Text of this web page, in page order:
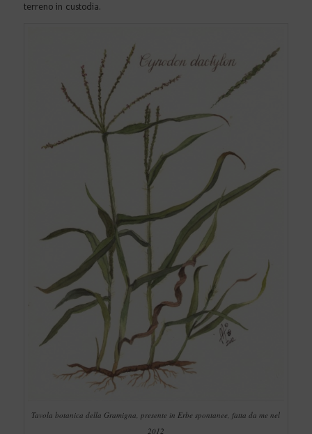
terreno in custodia.
Tavola botanica della Gramigna, presente in Erbe spontanee, fatta da me nel
2012